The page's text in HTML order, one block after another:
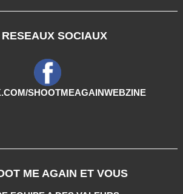
SOCIAUX
SHOOTMEAGAINWEBZINE
ME AGAIN ET VOUS